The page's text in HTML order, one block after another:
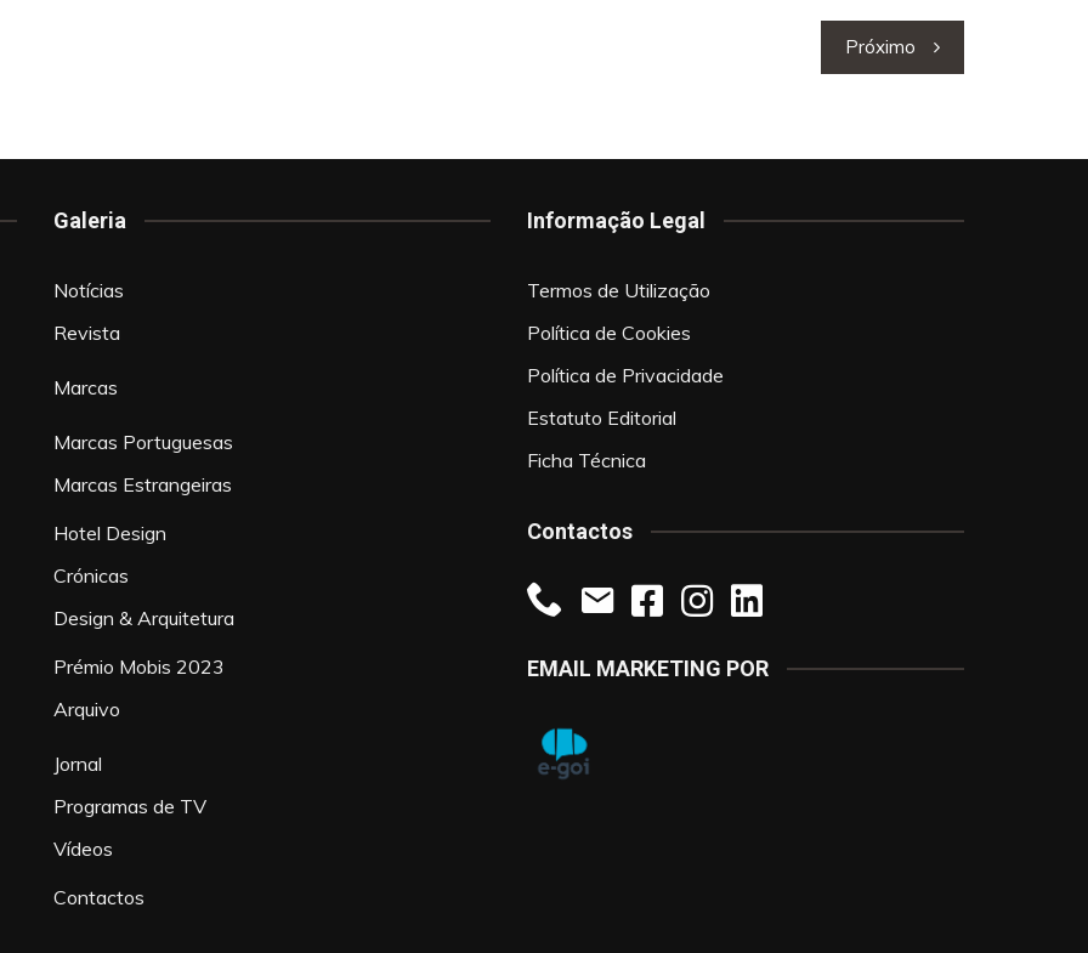
Próximo
Galeria
Notícias
Revista
Marcas
Marcas Portuguesas
Marcas Estrangeiras
Hotel Design
Crónicas
Design & Arquitetura
Prémio Mobis 2023
Arquivo
Jornal
Programas de TV
Vídeos
Contactos
Informação Legal
Termos de Utilização
Política de Cookies
Política de Privacidade
Estatuto Editorial
Ficha Técnica
Contactos
EMAIL MARKETING POR